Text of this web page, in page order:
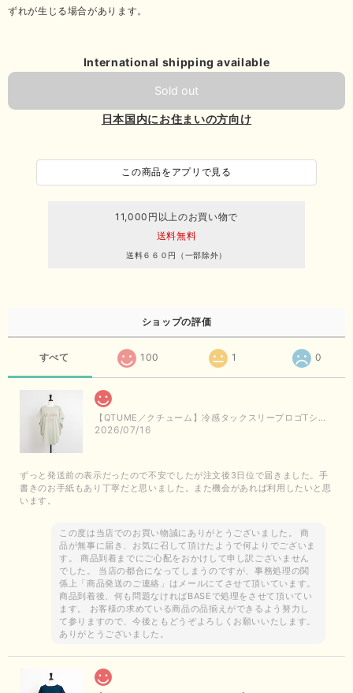
ずれが生じる場合があります。
International shipping available
Sold out
日本国内にお住まいの方向け
この商品をアプリで見る
11,000円以上のお買い物で
送料無料
送料６６０円（一部除外）
ショップの評価
すべて 100 1 0
【QTUME／クチューム】冷感タックスリーブロゴTシャツ（ライトグレー）
2026/07/16
ずっと発送前の表示だったので不安でしたが注文後3日位で届きました。手
書きのお手紙もあり丁寧だと思いました。また機会があれば利用したいと思
います。
この度は当店でのお買い物誠にありがとうございました。 商
品が無事に届き、お気に召して頂けたようで何よりでございま
す。 商品到着までにご心配をおかけして申し訳ございません
でした。 当店の都合になってしまうのですが、事務処理の関
係上「商品発送のご連絡」はメールにてさせて頂いています。
商品到着後、何も問題なければBASEで処理をさせて頂いてい
ます。 お客様の求めている商品の品揃えができるよう努力し
て参りますので、今後ともどうぞよろしくお願いいたします。
ありがとうございました。